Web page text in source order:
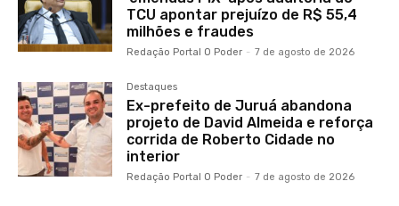
TCU apontar prejuízo de R$ 55,4
milhões e fraudes
Redação Portal O Poder - 7 de agosto de 2026
Destaques
Ex-prefeito de Juruá abandona
projeto de David Almeida e reforça
corrida de Roberto Cidade no
interior
Redação Portal O Poder - 7 de agosto de 2026